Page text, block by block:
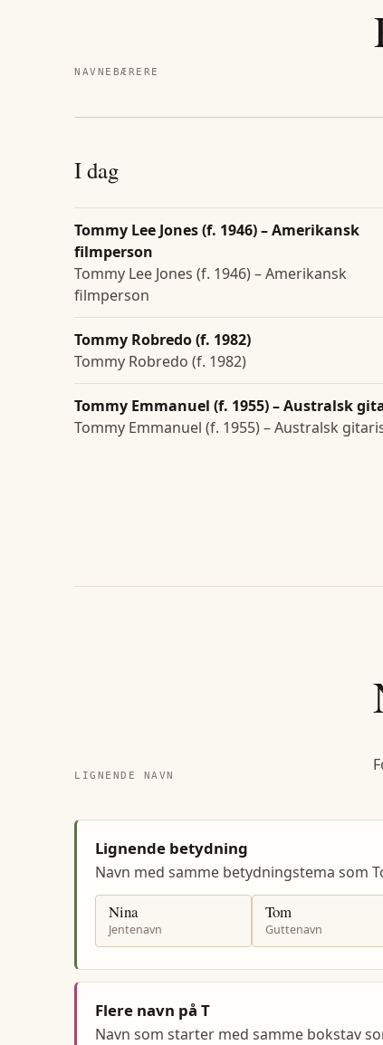
NAVNEBÆRERE
I dag
Tommy Lee Jones (f. 1946) – Amerikansk
filmperson
Tommy Lee Jones (f. 1946) – Amerikansk
filmperson
Tommy Robredo (f. 1982)
Tommy Robredo (f. 1982)
Tommy Emmanuel (f. 1955) – Australsk
Tommy Emmanuel (f. 1955) – Australsk
LIGNENDE NAVN
Lignende betydning
Navn med samme betydningstema som
Nina
Jentenavn
Tom
Guttenavn
Flere navn på T
Navn som starter med samme bokstav